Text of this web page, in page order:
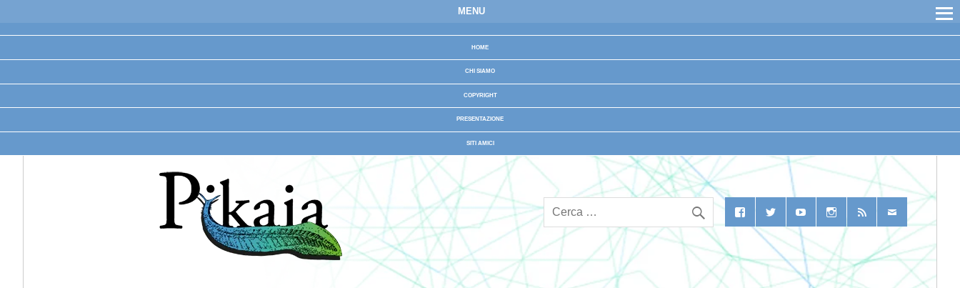
MENU
HOME
CHI SIAMO
COPYRIGHT
PRESENTAZIONE
SITI AMICI